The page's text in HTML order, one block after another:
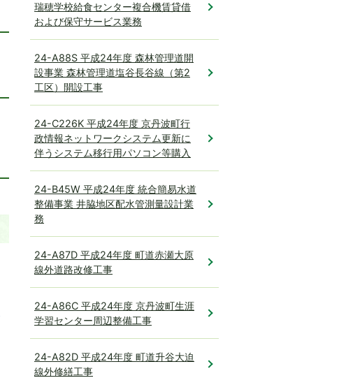
瑞穂学校給食センター複合機賃貸借
および保守サービス業務
24-A88S 平成24年度 森林管理道開
設事業 森林管理道塩谷長谷線（第2
工区）開設工事
24-C226K 平成24年度 京丹波町行
政情報ネットワークシステム更新に
伴うシステム移行用パソコン等購入
24-B45W 平成24年度 統合簡易水道
整備事業 井脇地区配水管測量設計業
務
24-A87D 平成24年度 町道赤瀬大原
線外道路改修工事
24-A86C 平成24年度 京丹波町生涯
学習センター周辺整備工事
24-A82D 平成24年度 町道升谷大迫
線外修繕工事